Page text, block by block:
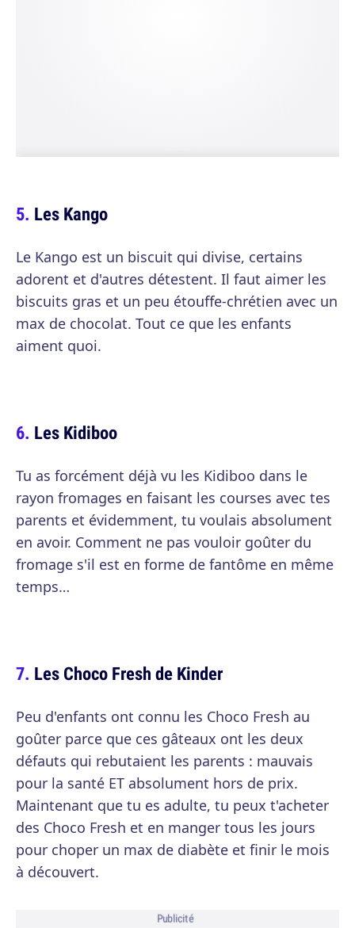
Les Kango
Le Kango est un biscuit qui divise, certains
adorent et d'autres détestent. Il faut aimer les
biscuits gras et un peu étouffe-chrétien avec un
max de chocolat. Tout ce que les enfants
aiment quoi.
Les Kidiboo
Tu as forcément déjà vu les Kidiboo dans le
rayon fromages en faisant les courses avec tes
parents et évidemment, tu voulais absolument
en avoir. Comment ne pas vouloir goûter du
fromage s'il est en forme de fantôme en même
temps…
Les Choco Fresh de Kinder
Peu d'enfants ont connu les Choco Fresh au
goûter parce que ces gâteaux ont les deux
défauts qui rebutaient les parents : mauvais
pour la santé ET absolument hors de prix.
Maintenant que tu es adulte, tu peux t'acheter
des Choco Fresh et en manger tous les jours
pour choper un max de diabète et finir le mois
à découvert.
Publicité